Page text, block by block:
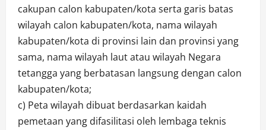
cakupan calon kabupaten/kota serta garis batas
wilayah calon kabupaten/kota, nama wilayah
kabupaten/kota di provinsi lain dan provinsi yang
sama, nama wilayah laut atau wilayah Negara
tetangga yang berbatasan langsung dengan calon
kabupaten/kota;
c) Peta wilayah dibuat berdasarkan kaidah
pemetaan yang difasilitasi oleh lembaga teknis